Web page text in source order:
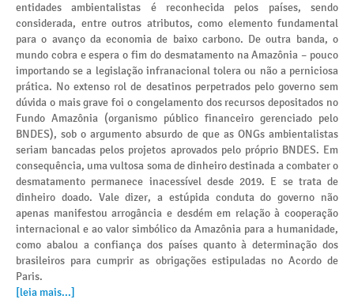
entidades ambientalistas é reconhecida pelos países, sendo
considerada, entre outros atributos, como elemento fundamental
para o avanço da economia de baixo carbono. De outra banda, o
mundo cobra e espera o fim do desmatamento na Amazônia – pouco
importando se a legislação infranacional tolera ou não a perniciosa
prática. No extenso rol de desatinos perpetrados pelo governo sem
dúvida o mais grave foi o congelamento dos recursos depositados no
Fundo Amazônia (organismo público financeiro gerenciado pelo
BNDES), sob o argumento absurdo de que as ONGs ambientalistas
seriam bancadas pelos projetos aprovados pelo próprio BNDES. Em
consequência, uma vultosa soma de dinheiro destinada a combater o
desmatamento permanece inacessível desde 2019. E se trata de
dinheiro doado. Vale dizer, a estúpida conduta do governo não
apenas manifestou arrogância e desdém em relação à cooperação
internacional e ao valor simbólico da Amazônia para a humanidade,
como abalou a confiança dos países quanto à determinação dos
brasileiros para cumprir as obrigações estipuladas no Acordo de
Paris.
[leia mais...]